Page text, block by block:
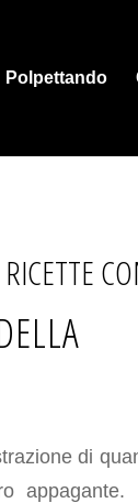
Polpettando
RICETTE
di